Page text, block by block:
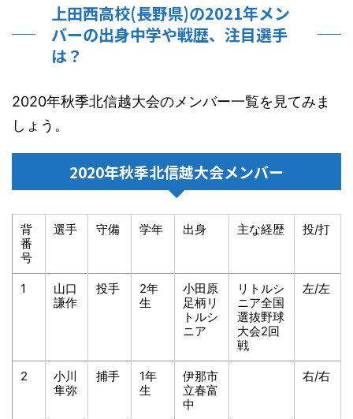
上田西高校(長野県)の2021年メン
バーの出身中学や戦歴、注目選手
は？
2020年秋季北信越大会のメンバー一覧を見てみま
しょう。
2020年秋季北信越大会メンバー
背
番
号
選手 守備 学年 出身 主な経歴 投/打
1
山口
謙作
投手
2年
生
小田原
足柄リ
トルシ
ニア
リトルシ
ニア全国
選抜野球
大会2回
戦
左/左
2
小川
隼弥
捕手
1年
生
伊那市
立春富
中
右/右